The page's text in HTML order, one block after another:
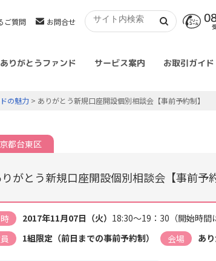
ご質問 お問合せ
ありがとうファンド サービス案内 お取引ガイド
の魅力 > ありがとう新規口座開設個別相談会【事前予約制】
都台東区
がとう新規口座開設個別相談会【事前予
2017年11月07日（火） 18:30～19：30（開始時間
1組限定（前日までの事前予約制） 会場 あ